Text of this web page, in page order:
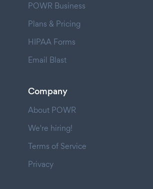
POWR Business
Plans & Pricing
HIPAA Forms
Email Blast
Company
About POWR
We're hiring!
Terms of Service
Privacy